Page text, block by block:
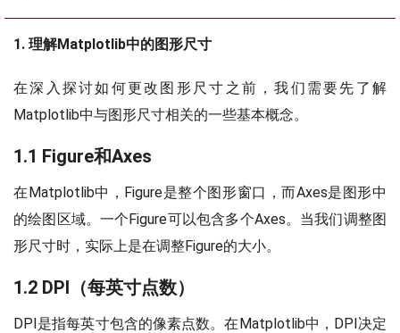
1. 理解Matplotlib中的图形尺寸
在深入探讨如何更改图形尺寸之前，我们需要先了解
Matplotlib中与图形尺寸相关的一些基本概念。
1.1 Figure和Axes
在Matplotlib中，Figure是整个图形窗口，而Axes是图形中
的绘图区域。一个Figure可以包含多个Axes。当我们调整图
形尺寸时，实际上是在调整Figure的大小。
1.2 DPI（每英寸点数）
DPI是指每英寸包含的像素点数。在Matplotlib中，DPI决定